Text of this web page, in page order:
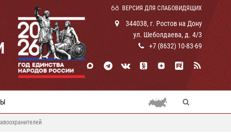
ВЕРСИЯ ДЛЯ СЛАБОВИДЯЩИХ
344038, г. Ростов на Дону
ул. Шеболдаева, д. 4/3
+7 (8632) 10-83-69